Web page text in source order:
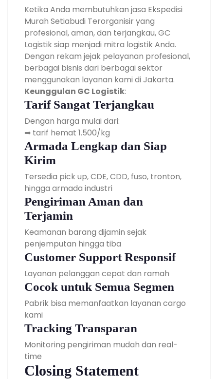
Ketika Anda membutuhkan jasa Ekspedisi
Murah Setiabudi Terorganisir yang
profesional, aman, dan terjangkau, GC
Logistik siap menjadi mitra logistik Anda.
Dengan rekam jejak pelayanan profesional,
berbagai bisnis dari berbagai sektor
menggunakan layanan kami di Jakarta.
Keunggulan GC Logistik:
Tarif Sangat Terjangkau
Dengan harga mulai dari:
➡ tarif hemat 1.500/kg
Armada Lengkap dan Siap
Kirim
Tersedia pick up, CDE, CDD, fuso, tronton,
hingga armada industri
Pengiriman Aman dan
Terjamin
Keamanan barang dijamin sejak
penjemputan hingga tiba
Customer Support Responsif
Layanan pelanggan cepat dan ramah
Cocok untuk Semua Segmen
Pabrik bisa memanfaatkan layanan cargo
kami
Tracking Transparan
Monitoring pengiriman mudah dan real-
time
Closing Statement